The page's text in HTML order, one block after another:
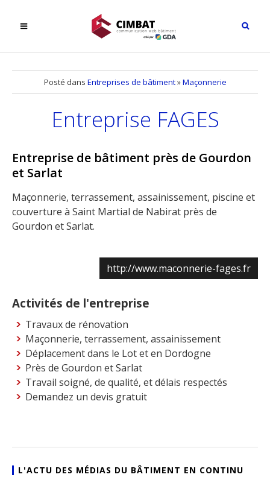
Posté dans Entreprises de bâtiment»Maçonnerie
Entreprise FAGES
Entreprise de bâtiment près de Gourdon
et Sarlat
Maçonnerie, terrassement, assainissement, piscine et
couverture à Saint Martial de Nabirat près de
Gourdon et Sarlat.
http://www.maconnerie-fages.fr
Activités de l'entreprise
Travaux de rénovation
Maçonnerie, terrassement, assainissement
Déplacement dans le Lot et en Dordogne
Près de Gourdon et Sarlat
Travail soigné, de qualité, et délais respectés
Demandez un devis gratuit
L'ACTU DES MÉDIAS DU BÂTIMENT EN CONTINU